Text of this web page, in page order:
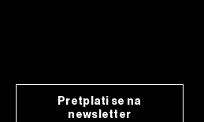
Pretplati se na
newsletter